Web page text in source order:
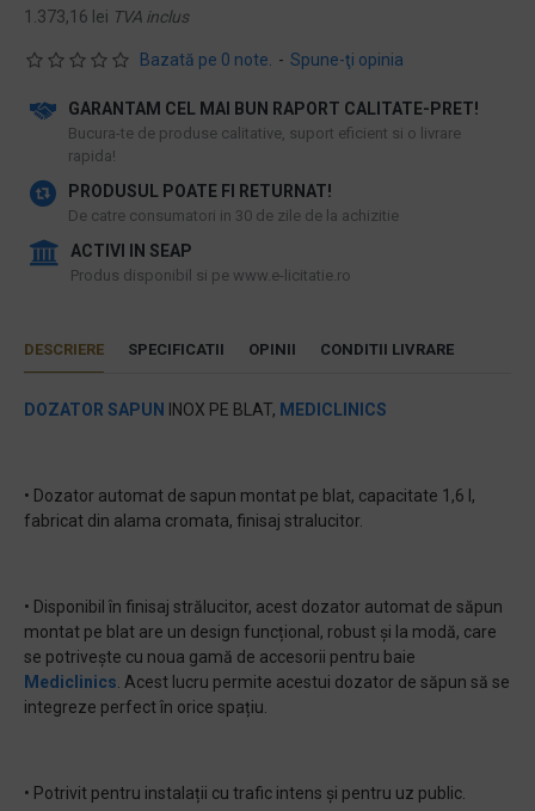
Bazată pe 0 note. - Spune-ţi opinia
1.373,16 lei TVA inclus
GARANTAM CEL MAI BUN RAPORT CALITATE-PRET!
​Bucura-te de produse calitative, suport eficient si o livrare
rapida!
PRODUSUL POATE FI RETURNAT!
De catre consumatori in 30 de zile de la achizitie
ACTIVI IN SEAP
Produs disponibil si pe www.e-licitatie.ro
DESCRIERE SPECIFICATII OPINII CONDITII LIVRARE
DOZATOR SAPUN INOX PE BLAT, MEDICLINICS
• Dozator automat de sapun montat pe blat, capacitate 1,6 l,
fabricat din alama cromata, finisaj stralucitor.
• Disponibil în finisaj strălucitor, acest dozator automat de săpun
montat pe blat are un design funcțional, robust și la modă, care
se potrivește cu noua gamă de accesorii pentru baie
Mediclinics . Acest lucru permite acestui dozator de săpun să se
integreze perfect în orice spațiu.
• Potrivit pentru instalații cu trafic intens și pentru uz public.